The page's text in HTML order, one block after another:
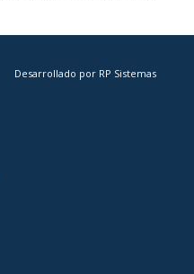
Desarrollado por RP Sistemas